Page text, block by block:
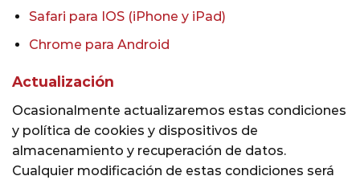
Safari para IOS (iPhone y iPad)
Chrome para Android
Actualización
Ocasionalmente actualizaremos estas condiciones
y política de cookies y dispositivos de
almacenamiento y recuperación de datos.
Cualquier modificación de estas condiciones será